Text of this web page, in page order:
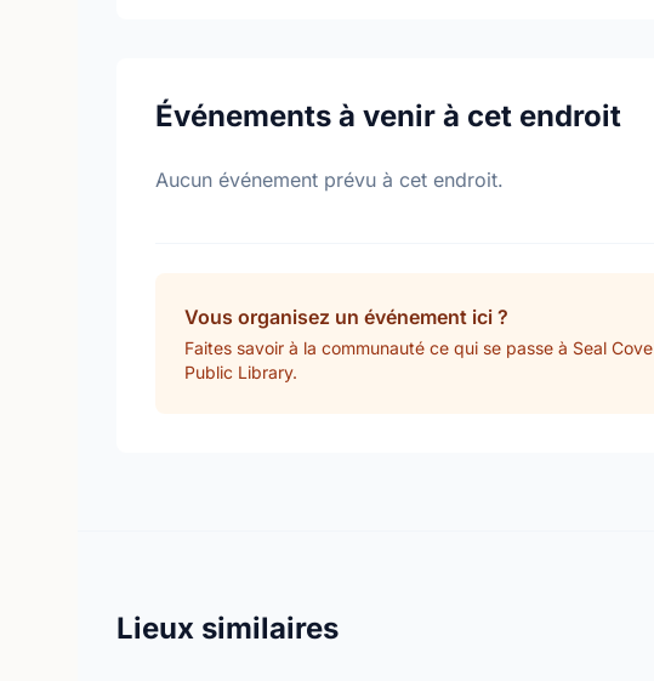
Événements à venir à cet endroit
Aucun événement prévu à cet endroit.
Vous organisez un événement ici ?
Faites savoir à la communauté ce qui se passe à Seal Cove
Public Library.
Lieux similaires